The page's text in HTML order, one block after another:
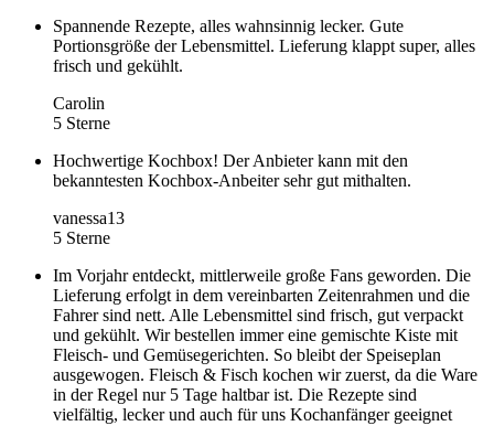
Spannende Rezepte, alles wahnsinnig lecker. Gute
Portionsgröße der Lebensmittel. Lieferung klappt super, alles
frisch und gekühlt.
Carolin
5 Sterne
Hochwertige Kochbox! Der Anbieter kann mit den
bekanntesten Kochbox-Anbeiter sehr gut mithalten.
vanessa13
5 Sterne
Im Vorjahr entdeckt, mittlerweile große Fans geworden. Die
Lieferung erfolgt in dem vereinbarten Zeitenrahmen und die
Fahrer sind nett. Alle Lebensmittel sind frisch, gut verpackt
und gekühlt. Wir bestellen immer eine gemischte Kiste mit
Fleisch- und Gemüsegerichten. So bleibt der Speiseplan
ausgewogen. Fleisch & Fisch kochen wir zuerst, da die Ware
in der Regel nur 5 Tage haltbar ist. Die Rezepte sind
vielfältig, lecker und auch für uns Kochanfänger geeignet